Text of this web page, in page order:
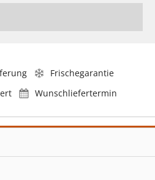
Frischegarantie
Wunschliefertermin